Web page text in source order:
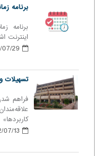
برنامه
برنامه
اينترنت
1402/07/29
تسهیلات
فراهم
کاربردها»
1402/07/13